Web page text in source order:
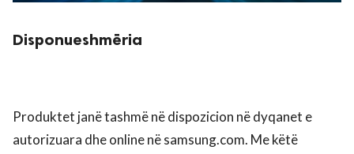
Disponueshmëria
Produktet janë tashmë në dispozicion në dyqanet e
autorizuara dhe online në samsung.com. Me këtë